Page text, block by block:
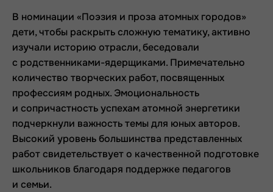
В номинации «Поэзия и проза атомных городов»
дети, чтобы раскрыть сложную тематику, активно
изучали историю отрасли, беседовали
с родственниками-ядерщиками. Примечательно
количество творческих работ, посвященных
профессиям родных. Эмоциональность
и сопричастность успехам атомной энергетики
подчеркнули важность темы для юных авторов.
Высокий уровень большинства представленных
работ свидетельствует о качественной подготовке
школьников благодаря поддержке педагогов
и семьи.